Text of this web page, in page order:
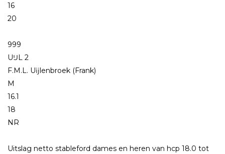
16
20
999
UĲL 2
F.M.L. Uĳlenbroek (Frank)
M
16.1
18
NR
Uitslag netto stableford dames en heren van hcp 18.0 tot